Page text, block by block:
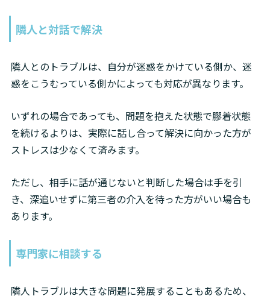
隣人と対話で解決
隣人とのトラブルは、自分が迷惑をかけている側か、迷
惑をこうむっている側かによっても対応が異なります。
いずれの場合であっても、問題を抱えた状態で膠着状態
を続けるよりは、実際に話し合って解決に向かった方が
ストレスは少なくて済みます。
ただし、相手に話が通じないと判断した場合は手を引
き、深追いせずに第三者の介入を待った方がいい場合も
あります。
専門家に相談する
隣人トラブルは大きな問題に発展することもあるため、